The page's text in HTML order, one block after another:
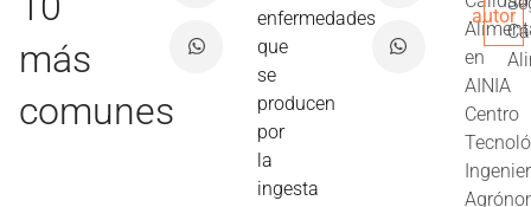
más
comunes
enfermedades
que
se
producen
por
la
ingesta
en
AINIA
Centro
autor